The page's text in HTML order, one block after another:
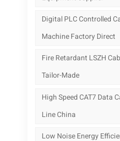
Digital PLC Controlled
Machine Factory Direct
Fire Retardant LSZH
Tailor-Made
High Speed CAT7 Data
Line China
Low Noise Energy